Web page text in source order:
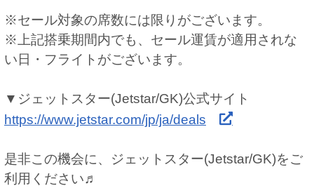
※セール対象の席数には限りがございます。
※上記搭乗期間内でも、セール運賃が適用されな
い日・フライトがございます。
▼ジェットスター(Jetstar/GK)公式サイト
https://www.jetstar.com/jp/ja/deals
是非この機会に、ジェットスター(Jetstar/GK)をご
利用ください♬